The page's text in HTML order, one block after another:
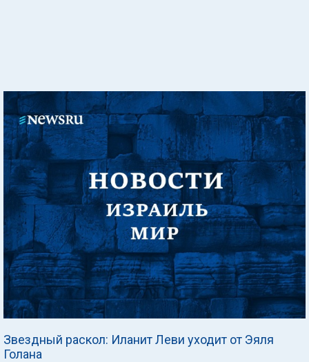
Звездный раскол: Иланит Леви уходит от Эяля
Голана